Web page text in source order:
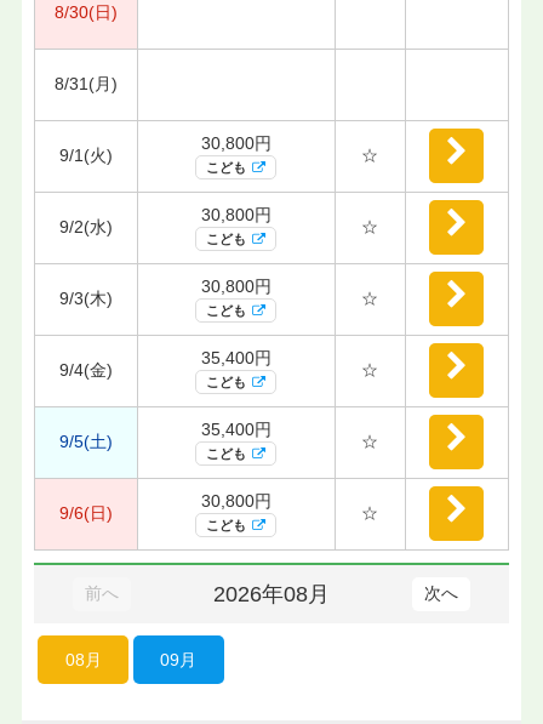
8/30(日)
8/31(月)
9/1(火)
30,800円
こども
☆
9/2(水)
30,800円
こども
☆
9/3(木)
30,800円
こども
☆
9/4(金)
35,400円
こども
☆
9/5(土)
35,400円
こども
☆
9/6(日)
30,800円
こども
☆
前へ 2026年08月 次へ
08月 09月